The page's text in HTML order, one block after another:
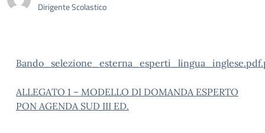
Dirigente Scolastico
ALLEGATO 1 – MODELLO DI DOMANDA ESPERTO
PON AGENDA SUD III ED.